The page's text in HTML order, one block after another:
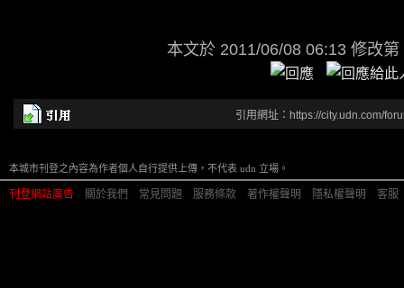
本文於 2011/06/08 06:13 修改第
引用網址：https://city.udn.com/
本城市刊登之內容為作者個人自行提供上傳，不代表 udn 立場。
刊登網站廣告 關於我們 常見問題 服務條款 著作權聲明 隱私權聲明 客服